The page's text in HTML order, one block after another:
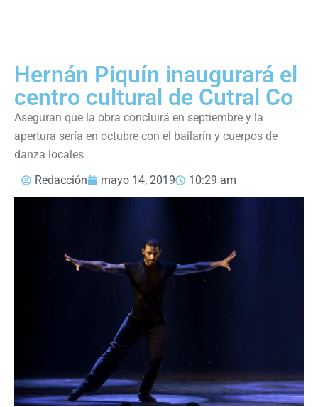
Hernán Piquín inaugurará el
centro cultural de Cutral Co
Aseguran que la obra concluirá en septiembre y la
apertura sería en octubre con el bailarín y cuerpos de
danza locales
Redacción
mayo 14, 2019 10:29 am